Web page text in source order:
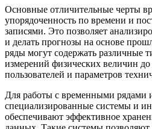
Основные отличительные черты
упорядоченность по времени и
записями. Это позволяет
и делать прогнозы на основе
ряды могут содержать различные
измерений физических величин
пользователей и параметров
Для работы с временными рядами
специализированные системы и
обеспечивают эффективное